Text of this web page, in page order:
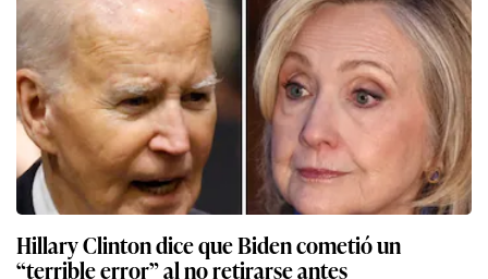
Hillary Clinton dice que Biden cometió un
“terrible error” al no retirarse antes